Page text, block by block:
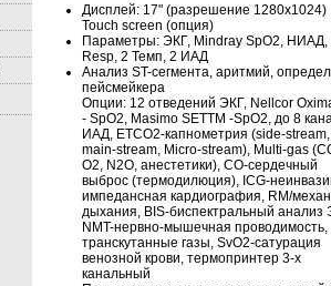
Дисплей: 17" (разрешение 1280х1024)
Touch screen (опция)
Параметры: ЭКГ, Mindray SpO2, НИАД,
Resp, 2 Темп, 2 ИАД
Анализ ST-сегмента, аритмий,
пейсмейкера
Опции: 12 отведений ЭКГ, Nellcor
- SpO2, Masimo SETTM -SpO2, до 8
ИАД, ETCO2-капнометрия (side-stream,
main-stream, Micro-stream), Multi-gas
O2, N2O, анестетики), CO-сердечный
выброс (термодилюция), ICG-
импедансная кардиография, RM/
дыхания, BIS-биспектральный анализ
NMT-нервно-мышечная проводимость,
транскутанные газы, SvO2-сатурация
венозной крови, термопринтер 3-х
канальный